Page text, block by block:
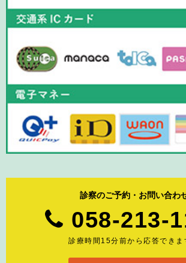
診察のご予約・お問い合わ
058-213-
診療時間15分前から応答できま